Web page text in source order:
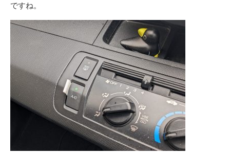
ですね。